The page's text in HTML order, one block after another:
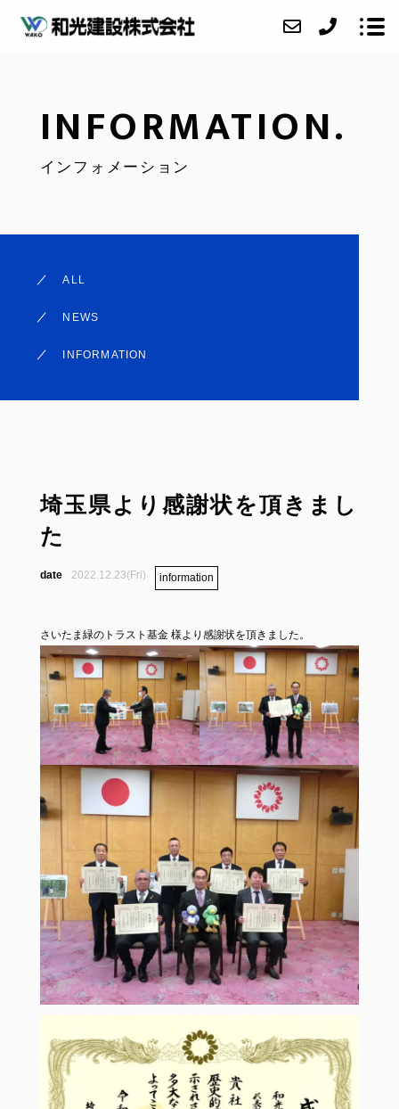
ABOUT
INFORMATION.
インフォメーション
ALL
NEWS
INFORMATION
埼玉県より感謝状を頂きまし
た
2022.12.23(Fri) information
さいたま緑のトラスト基金 様より感謝状を頂きました。